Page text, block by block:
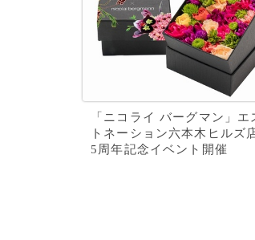
「ニコライ バーグマン」エ
トネーション六本木ヒルズ
5周年記念イベント開催